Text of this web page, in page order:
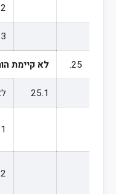
25. לא קיימת
25.1